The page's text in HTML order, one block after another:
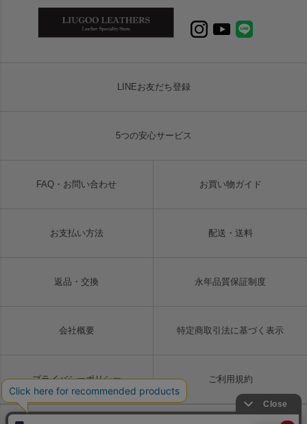
LINEお友だち登録
5つの安心サービス
FAQ・お問い合わせ お買い物ガイド
お支払い方法 配送・送料
返品・交換 永年品質保証制度
会社概要 特定商取引法に基づく表示
プライバシーポリシー ご利用規約